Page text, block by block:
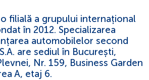
filială a grupului internațional
în 2012. Specializarea
automobilelor second
are sediul în București,
Nr. 159, Business Garden
A, etaj 6.